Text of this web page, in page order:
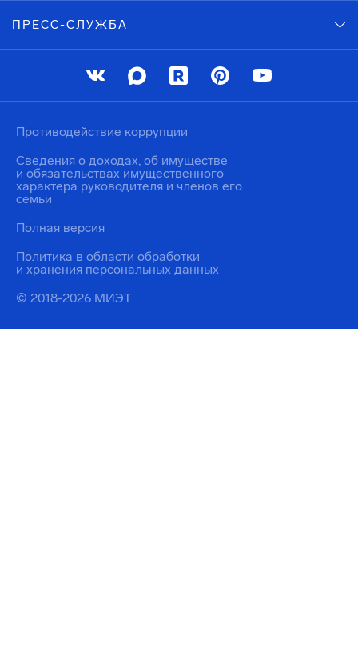
ПРЕСС-СЛУЖБА
© 2018-2026 МИЭТ
Политика в области обработки
и хранения персональных данных
Противодействие коррупции
Сведения о доходах, об имуществе
и обязательствах имущественного
характера руководителя и членов его
семьи
Полная версия